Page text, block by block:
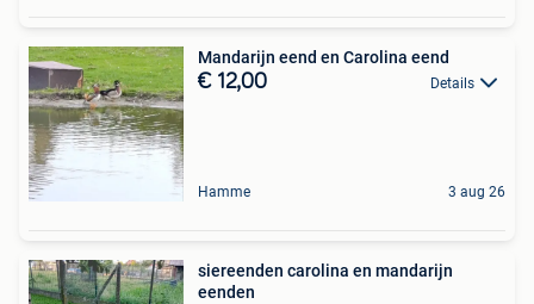
Mandarijn eend en Carolina eend
€ 12,00 Details
Hamme 3 aug 26
siereenden carolina en mandarijn
eenden